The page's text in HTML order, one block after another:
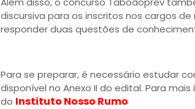
discursiva para os inscritos nos cargos
responder duas questões de
Para se preparar, é necessário estudar
disponível no Anexo II do edital. Para
do Instituto Nosso Rumo